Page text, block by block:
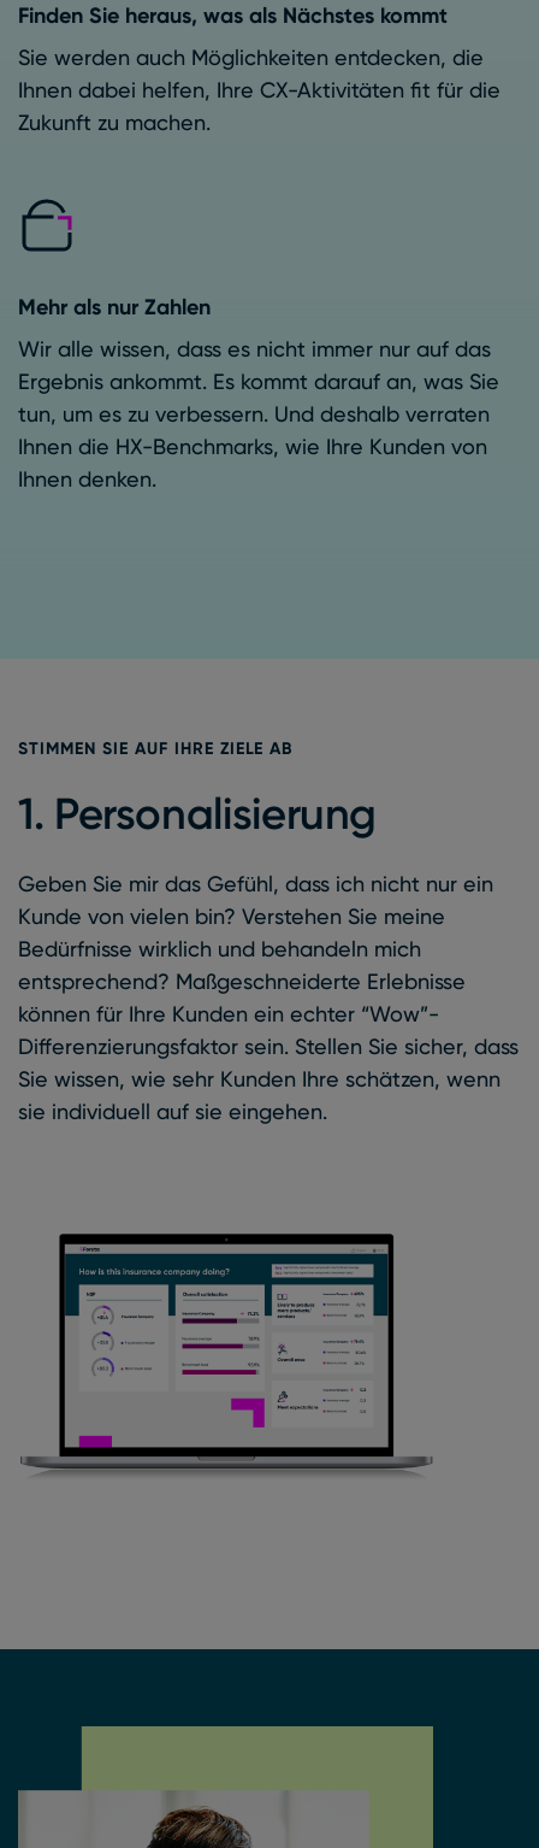
Finden Sie heraus, was als Nächstes kommt
Sie werden auch Möglichkeiten entdecken, die
Ihnen dabei helfen, Ihre CX-Aktivitäten fit für die
Zukunft zu machen.
Mehr als nur Zahlen
Wir alle wissen, dass es nicht immer nur auf das
Ergebnis ankommt. Es kommt darauf an, was Sie
tun, um es zu verbessern. Und deshalb verraten
Ihnen die HX-Benchmarks, wie Ihre Kunden von
Ihnen denken.
STIMMEN SIE AUF IHRE ZIELE AB
1. Personalisierung
Geben Sie mir das Gefühl, dass ich nicht nur ein
Kunde von vielen bin? Verstehen Sie meine
Bedürfnisse wirklich und behandeln mich
entsprechend? Maßgeschneiderte Erlebnisse
können für Ihre Kunden ein echter “Wow”-
Differenzierungsfaktor sein. Stellen Sie sicher, dass
Sie wissen, wie sehr Kunden Ihre schätzen, wenn
sie individuell auf sie eingehen.